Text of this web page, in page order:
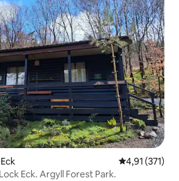
4,91 (371)
Eck. Argyll Forest Park.